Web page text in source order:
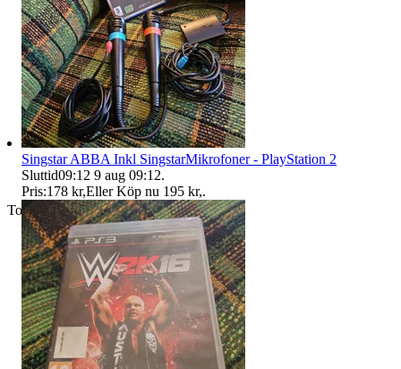
Toppsäljare
Singstar ABBA Inkl SingstarMikrofoner - PlayStation 2
Sluttid09:12 9 aug 09:12.
Pris:178 kr,Eller Köp nu 195 kr,.